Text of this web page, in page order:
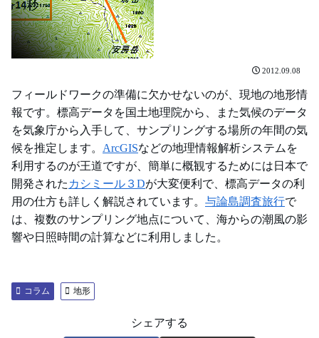
2012.09.08
フィールドワークの準備に欠かせないのが、現地の地形情
報です。標高データを国土地理院から、また気候のデータ
を気象庁から入手して、サンプリングする場所の年間の気
候を推定します。 ArcGISなどの地理情報解析システムを
利用するのが王道ですが、簡単に概観するためには日本で
開発された カシミール３Dが大変便利で、標高データの利
用の仕方も詳しく解説されています。 与論島調査旅行で
は、複数のサンプリング地点について、海からの潮風の影
響や日照時間の計算などに利用しました。
コラム 地形
シェアする